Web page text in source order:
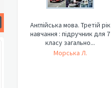
Англійська мова. Третій рік
навчання : підручник для 7
класу загально...
Морська Л.